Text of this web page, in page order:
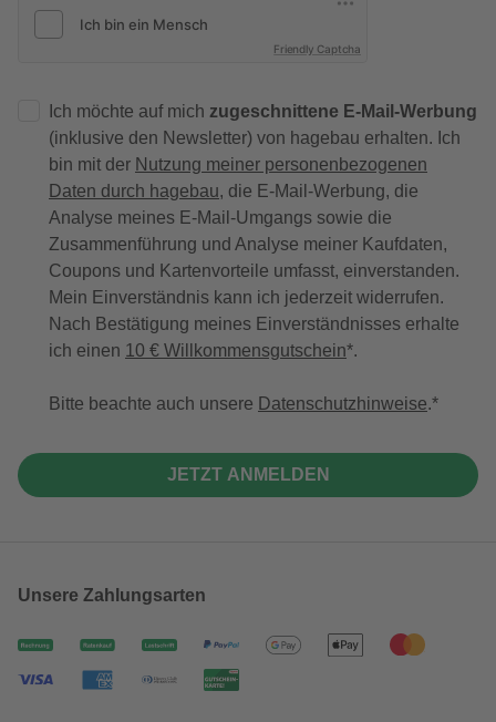
Friendly Captcha
Ich möchte auf mich zugeschnittene E-Mail-Werbung
(inklusive den Newsletter) von hagebau erhalten. Ich
bin mit der Nutzung meiner personenbezogenen
Daten durch hagebau, die E-Mail-Werbung, die
Analyse meines E-Mail-Umgangs sowie die
Zusammenführung und Analyse meiner Kaufdaten,
Coupons und Kartenvorteile umfasst, einverstanden.
Mein Einverständnis kann ich jederzeit widerrufen.
Nach Bestätigung meines Einverständnisses erhalte
ich einen 10 € Willkommensgutschein*.
Bitte beachte auch unsere Datenschutzhinweise.
JETZT ANMELDEN
Unsere Zahlungsarten